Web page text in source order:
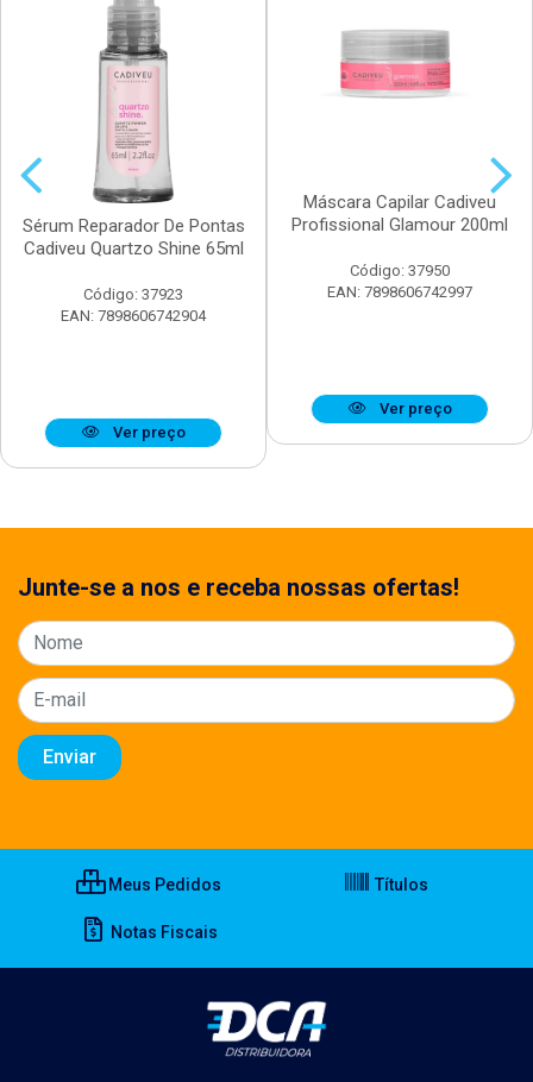
Sérum Reparador De Pontas
Cadiveu Quartzo Shine 65ml
Código: 37923
EAN: 7898606742904
Ver preço
Máscara Capilar Cadiveu
Profissional Glamour 200ml
Código: 37950
EAN: 7898606742997
Ver preço
Junte-se a nos e receba nossas ofertas!
Meus Pedidos Títulos
Notas Fiscais